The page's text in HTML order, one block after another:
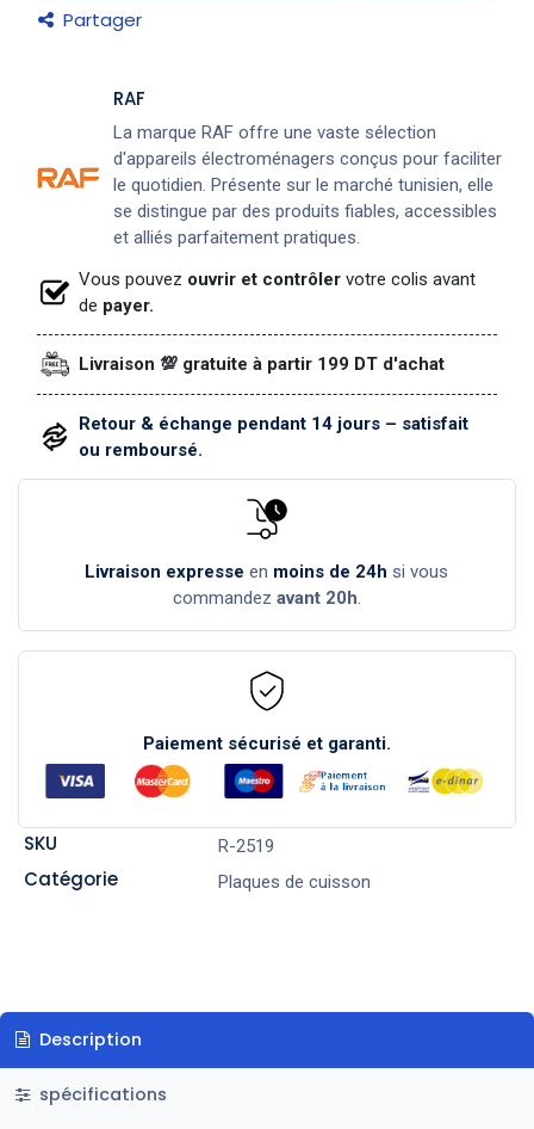
Partager
RAF
La marque RAF offre une vaste sélection
d'appareils électroménagers conçus pour faciliter
le quotidien. Présente sur le marché tunisien, elle
se distingue par des produits fiables, accessibles
et alliés parfaitement pratiques.
Vous pouvez ouvrir et contrôler votre colis avant
de payer.
Livraison 💯 gratuite à partir 199 DT d'achat
Retour & échange pendant 14 jours – satisfait
ou remboursé.
Livraison expresse en moins de 24h si vous
commandez avant 20h.
Paiement sécurisé et garanti.
SKU R-2519
Catégorie Plaques de cuisson
Description
spécifications